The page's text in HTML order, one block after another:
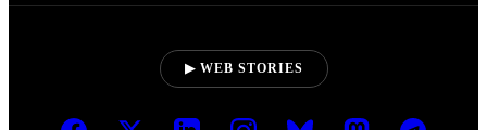
▶ WEB STORIES